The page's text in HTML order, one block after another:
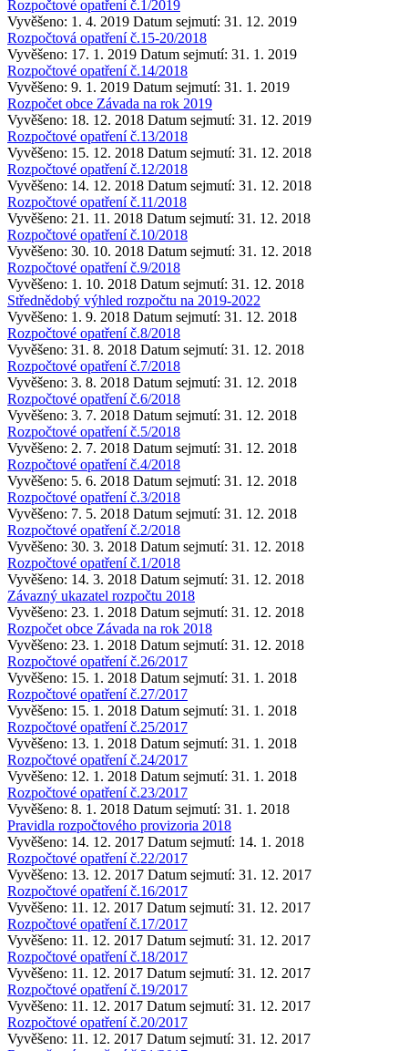
Rozpočtové opatření č.1/2019
Vyvěšeno: 1. 4. 2019 Datum sejmutí: 31. 12. 2019
Rozpočtová opatření č.15-20/2018
Vyvěšeno: 17. 1. 2019 Datum sejmutí: 31. 1. 2019
Rozpočtové opatření č.14/2018
Vyvěšeno: 9. 1. 2019 Datum sejmutí: 31. 1. 2019
Rozpočet obce Závada na rok 2019
Vyvěšeno: 18. 12. 2018 Datum sejmutí: 31. 12. 2019
Rozpočtové opatření č.13/2018
Vyvěšeno: 15. 12. 2018 Datum sejmutí: 31. 12. 2018
Rozpočtové opatření č.12/2018
Vyvěšeno: 14. 12. 2018 Datum sejmutí: 31. 12. 2018
Rozpočtové opatření č.11/2018
Vyvěšeno: 21. 11. 2018 Datum sejmutí: 31. 12. 2018
Rozpočtové opatření č.10/2018
Vyvěšeno: 30. 10. 2018 Datum sejmutí: 31. 12. 2018
Rozpočtové opatření č.9/2018
Vyvěšeno: 1. 10. 2018 Datum sejmutí: 31. 12. 2018
Střednědobý výhled rozpočtu na 2019-2022
Vyvěšeno: 1. 9. 2018 Datum sejmutí: 31. 12. 2018
Rozpočtové opatření č.8/2018
Vyvěšeno: 31. 8. 2018 Datum sejmutí: 31. 12. 2018
Rozpočtové opatření č.7/2018
Vyvěšeno: 3. 8. 2018 Datum sejmutí: 31. 12. 2018
Rozpočtové opatření č.6/2018
Vyvěšeno: 3. 7. 2018 Datum sejmutí: 31. 12. 2018
Rozpočtové opatření č.5/2018
Vyvěšeno: 2. 7. 2018 Datum sejmutí: 31. 12. 2018
Rozpočtové opatření č.4/2018
Vyvěšeno: 5. 6. 2018 Datum sejmutí: 31. 12. 2018
Rozpočtové opatření č.3/2018
Vyvěšeno: 7. 5. 2018 Datum sejmutí: 31. 12. 2018
Rozpočtové opatření č.2/2018
Vyvěšeno: 30. 3. 2018 Datum sejmutí: 31. 12. 2018
Rozpočtové opatření č.1/2018
Vyvěšeno: 14. 3. 2018 Datum sejmutí: 31. 12. 2018
Závazný ukazatel rozpočtu 2018
Vyvěšeno: 23. 1. 2018 Datum sejmutí: 31. 12. 2018
Rozpočet obce Závada na rok 2018
Vyvěšeno: 23. 1. 2018 Datum sejmutí: 31. 12. 2018
Rozpočtové opatření č.26/2017
Vyvěšeno: 15. 1. 2018 Datum sejmutí: 31. 1. 2018
Rozpočtové opatření č.27/2017
Vyvěšeno: 15. 1. 2018 Datum sejmutí: 31. 1. 2018
Rozpočtové opatření č.25/2017
Vyvěšeno: 13. 1. 2018 Datum sejmutí: 31. 1. 2018
Rozpočtové opatření č.24/2017
Vyvěšeno: 12. 1. 2018 Datum sejmutí: 31. 1. 2018
Rozpočtové opatření č.23/2017
Vyvěšeno: 8. 1. 2018 Datum sejmutí: 31. 1. 2018
Pravidla rozpočtového provizoria 2018
Vyvěšeno: 14. 12. 2017 Datum sejmutí: 14. 1. 2018
Rozpočtové opatření č.22/2017
Vyvěšeno: 13. 12. 2017 Datum sejmutí: 31. 12. 2017
Rozpočtové opatření č.16/2017
Vyvěšeno: 11. 12. 2017 Datum sejmutí: 31. 12. 2017
Rozpočtové opatření č.17/2017
Vyvěšeno: 11. 12. 2017 Datum sejmutí: 31. 12. 2017
Rozpočtové opatření č.18/2017
Vyvěšeno: 11. 12. 2017 Datum sejmutí: 31. 12. 2017
Rozpočtové opatření č.19/2017
Vyvěšeno: 11. 12. 2017 Datum sejmutí: 31. 12. 2017
Rozpočtové opatření č.20/2017
Vyvěšeno: 11. 12. 2017 Datum sejmutí: 31. 12. 2017